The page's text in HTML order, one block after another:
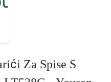
Za Spise S